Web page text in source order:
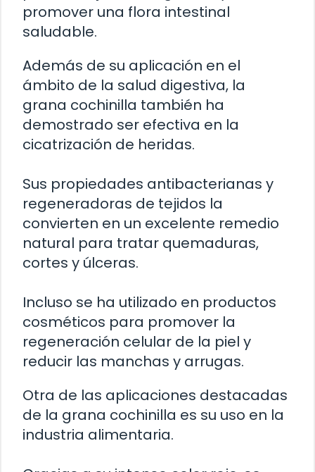
promover una flora intestinal
saludable.
Además de su aplicación en el
ámbito de la salud digestiva, la
grana cochinilla también ha
demostrado ser efectiva en la
cicatrización de heridas.
Sus propiedades antibacterianas y
regeneradoras de tejidos la
convierten en un excelente remedio
natural para tratar quemaduras,
cortes y úlceras.
Incluso se ha utilizado en productos
cosméticos para promover la
regeneración celular de la piel y
reducir las manchas y arrugas.
Otra de las aplicaciones destacadas
de la grana cochinilla es su uso en la
industria alimentaria.